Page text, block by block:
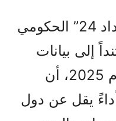
كشف تقرير لموقع “رويداد 24” الحكومي
مستنداً إلى بيانات
يقل عن دول